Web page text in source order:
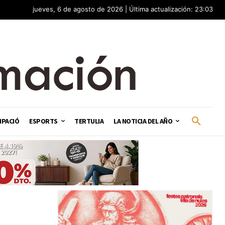
jueves, 6 de agosto de 2026 | Última actualización: 23:03
ESPORTS TERTULIA LA NOTICIA DEL AÑO